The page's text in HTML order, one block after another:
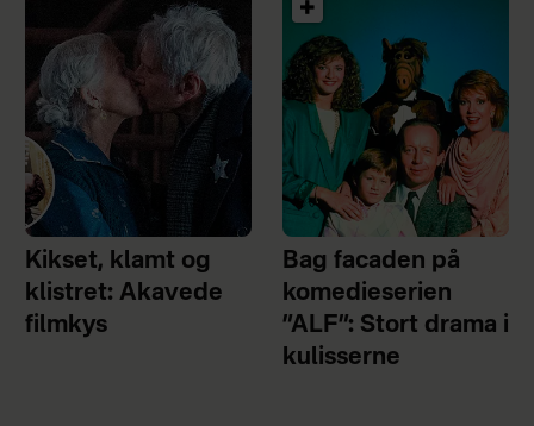
Kikset, klamt og
klistret: Akavede
filmkys
Bag facaden på
komedieserien
”ALF”: Stort drama i
kulisserne